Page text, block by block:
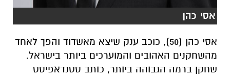
אסי כהן
אסי כהן (50), כוכב ענק שיצא מאשדוד והפך לאחד
מהשחקנים האהובים והמוערכים ביותר בישראל.
שחקן ברמה הגבוהה ביותר, כותב סטנדאפיסט